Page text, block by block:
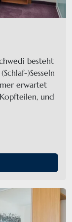
besteht
)Sesseln
erwartet
und